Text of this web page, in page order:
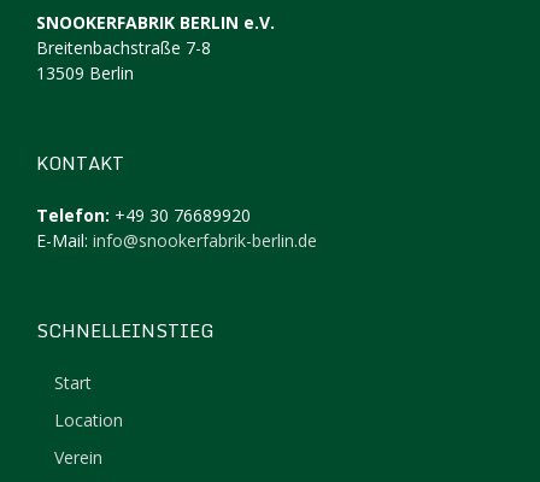
SNOOKERFABRIK BERLIN e.V.
Breitenbachstraße 7-8
13509 Berlin
KONTAKT
Telefon: +49 30 76689920
E-Mail: info@snookerfabrik-berlin.de
SCHNELLEINSTIEG
Start
Location
Verein